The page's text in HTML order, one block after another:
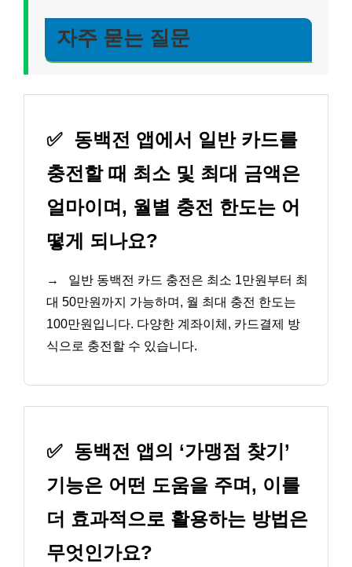
자주 묻는 질문
✅ 동백전 앱에서 일반 카드를
충전할 때 최소 및 최대 금액은
얼마이며, 월별 충전 한도는 어
떻게 되나요?
→
일반 동백전 카드 충전은 최소 1만원부터 최
대 50만원까지 가능하며, 월 최대 충전 한도는
100만원입니다. 다양한 계좌이체, 카드결제 방
식으로 충전할 수 있습니다.
✅ 동백전 앱의 ‘가맹점 찾기’
기능은 어떤 도움을 주며, 이를
더 효과적으로 활용하는 방법은
무엇인가요?